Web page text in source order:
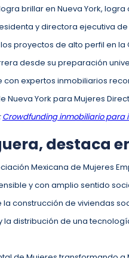
brillar en Nueva York,
y directora ejecutiva
proyectos de alto perfil en la
desde su preparación
expertos inmobiliarios
Nueva York para Mujeres
Crowdfunding inmobiliario para
destaca
Mexicana de Mujeres
y con amplio sentido
construcción de viviendas
la distribución de una